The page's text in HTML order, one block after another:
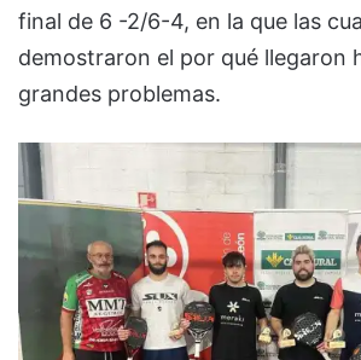
final de 6 -2/6-4, en la que las
demostraron el por qué llegaron
grandes problemas.